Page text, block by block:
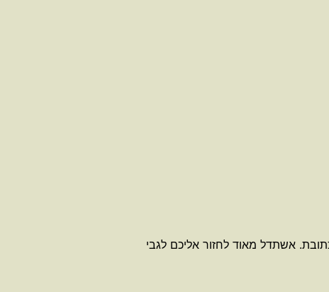
אשתדל מאוד לחזור אליכם לגבי